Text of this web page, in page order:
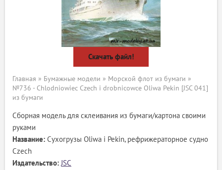
Скачать файл!
Главная » Бумажные модели » Морской флот из бумаги »
№736 - Chlodniowiec Czech i drobnicowce Oliwa Pekin [JSC 041]
из бумаги
Сборная модель для склеивания из бумаги/картона своими
руками
Название: Сухогрузы Oliwa i Pekin, рефрижераторное судно
Czech
Издательство: JSC